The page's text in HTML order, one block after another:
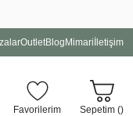
OutletBlog Mimari İletişim
Favorilerim Sepetim ()